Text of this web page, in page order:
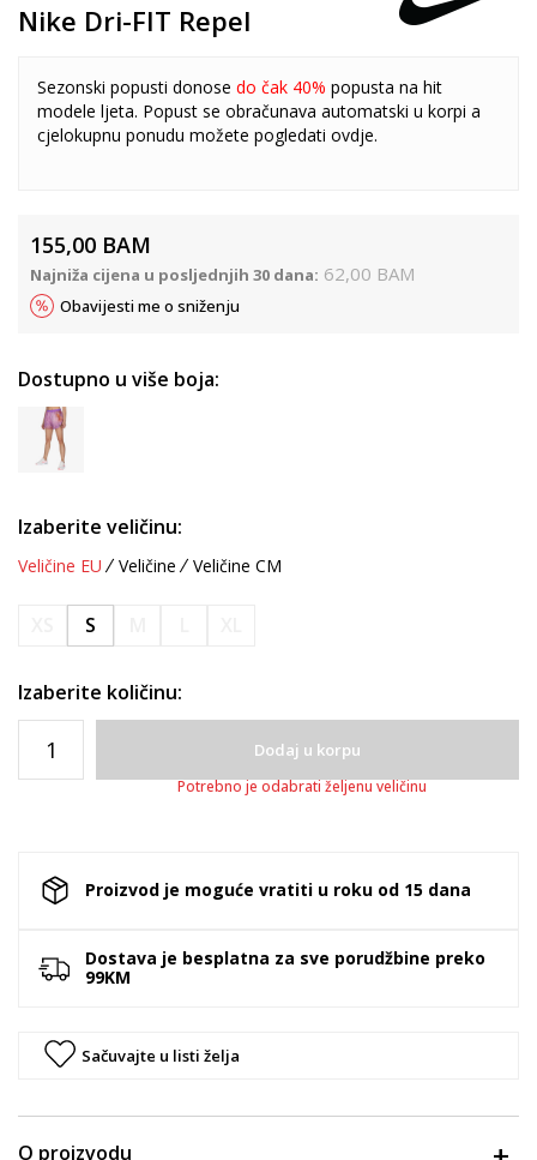
Nike Dri-FIT Repel
Sezonski popusti donose do čak 40% popusta na hit
modele ljeta. Popust se obračunava automatski u korpi a
cjelokupnu ponudu možete pogledati ovdje.
155,00 BAM
Najniža cijena u posljednjih 30 dana: 62,00 BAM
Obavijesti me o sniženju
Dostupno u više boja:
Izaberite veličinu:
Veličine EU Veličine Veličine CM
S
Izaberite količinu:
Dodaj u korpu
Potrebno je odabrati željenu veličinu
Proizvod je moguće vratiti u roku od 15 dana
Dostava je besplatna za sve porudžbine preko
99KM
Sačuvajte u listi želja
O proizvodu